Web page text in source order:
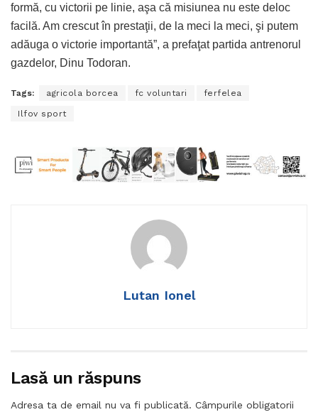
formă, cu victorii pe linie, aşa că misiunea nu este deloc
facilă. Am crescut în prestaţii, de la meci la meci, şi putem
adăuga o victorie importantă”, a prefaţat partida antrenorul
gazdelor, Dinu Todoran.
Tags: agricola borcea fc voluntari ferfelea
Ilfov sport
Lutan Ionel
Lasă un răspuns
Adresa ta de email nu va fi publicată. Câmpurile obligatorii